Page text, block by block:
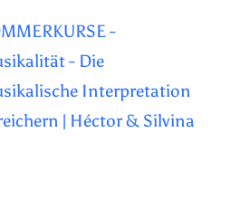
-
- Die
Interpretation
| Héctor & Silvina